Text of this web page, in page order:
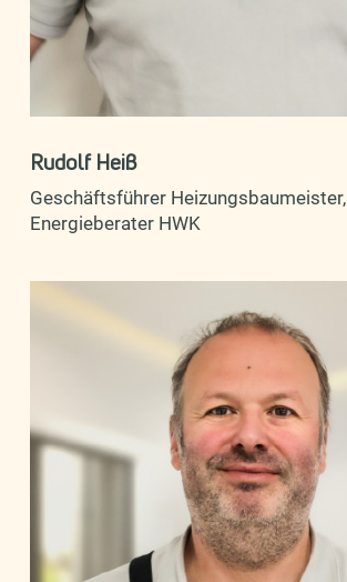
Rudolf Heiß
Geschäftsführer Heizungsbaumeister,
Energieberater HWK